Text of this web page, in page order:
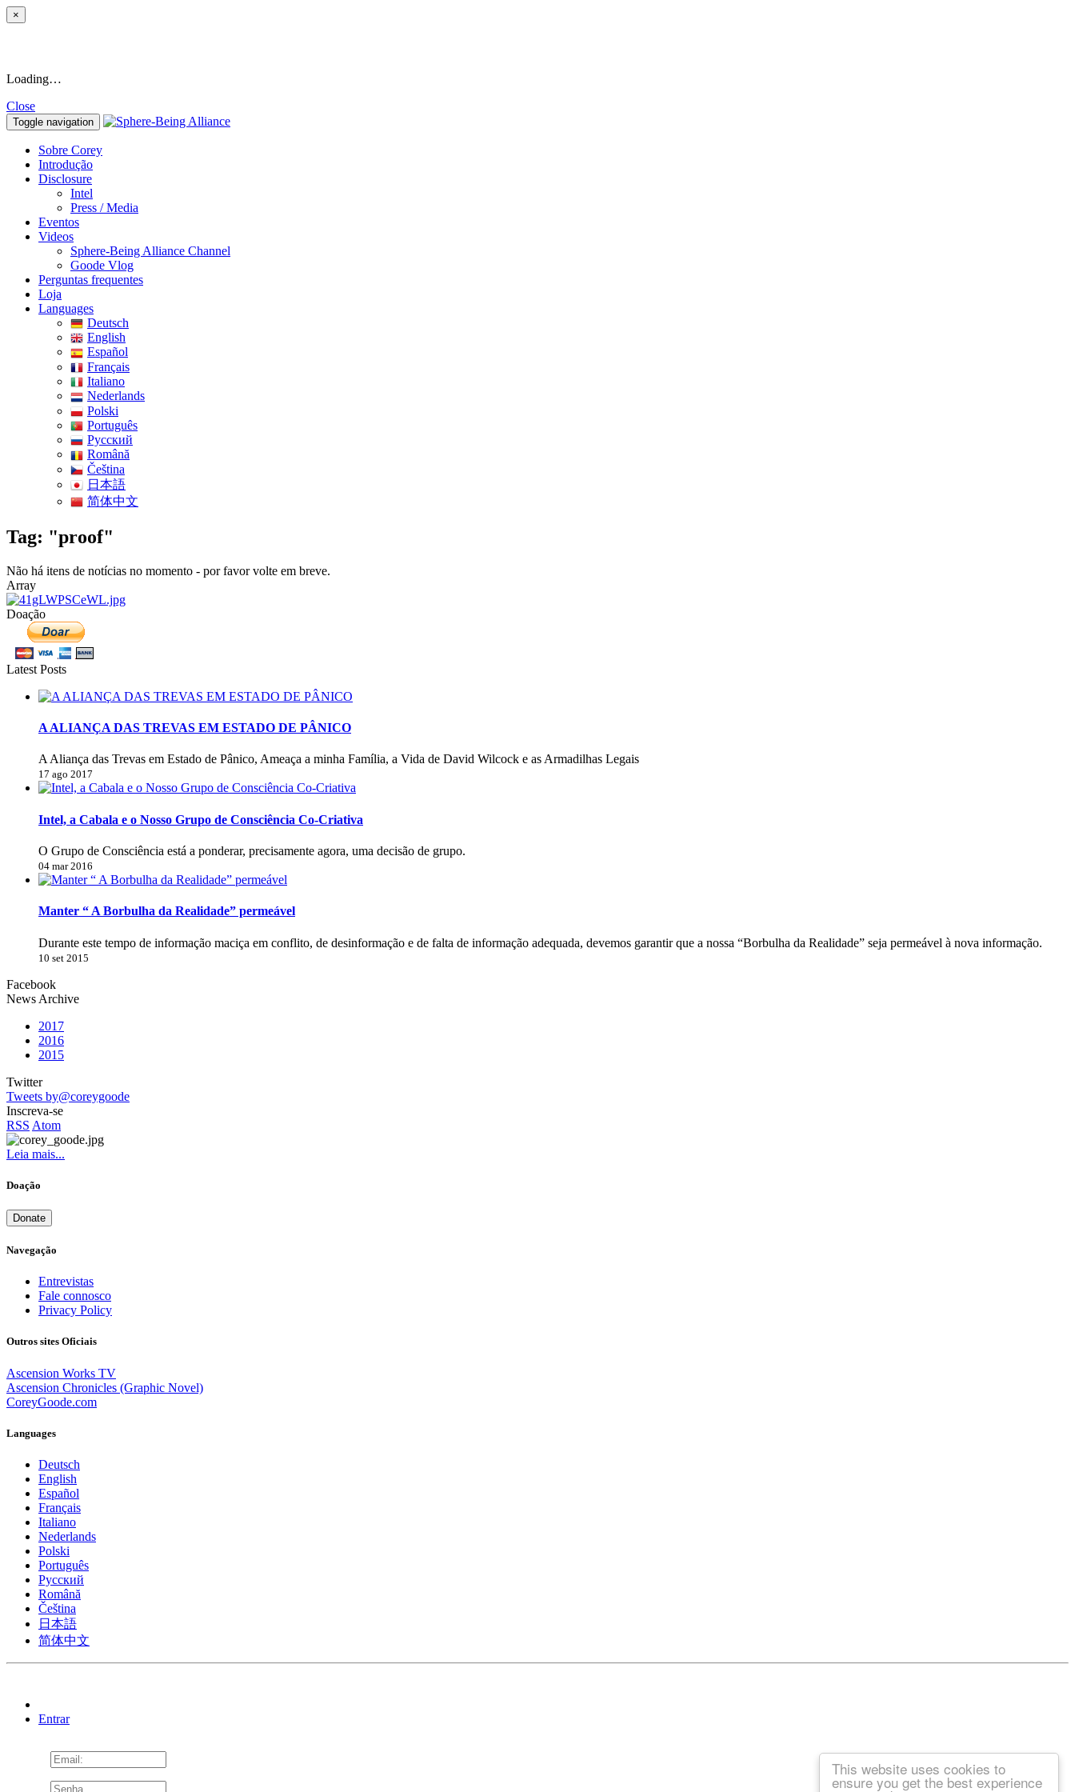
This website uses cookies to
ensure you get the best experience
×
Loading…
Close
Toggle navigation
Sobre Corey
Introdução
Disclosure
Intel
Press / Media
Eventos
Videos
Sphere-Being Alliance Channel
Goode Vlog
Perguntas frequentes
Loja
Languages
Deutsch
English
Español
Français
Italiano
Nederlands
Polski
Português
Pусский
Română
Čeština
日本語
简体中文
Tag: "proof"
Não há itens de notícias no momento - por favor volte em breve.
Array
Doação
Latest Posts
A ALIANÇA DAS TREVAS EM ESTADO DE PÂNICO
A Aliança das Trevas em Estado de Pânico, Ameaça a minha Família, a Vida de David Wilcock e as Armadilhas Legais
17 ago 2017
Intel, a Cabala e o Nosso Grupo de Consciência Co-Criativa
O Grupo de Consciência está a ponderar, precisamente agora, uma decisão de grupo.
04 mar 2016
Manter “ A Borbulha da Realidade” permeável
Durante este tempo de informação maciça em conflito, de desinformação e de falta de informação adequada, devemos garantir que a nossa “Borbulha da Realidade” seja permeável à nova informação.
10 set 2015
Facebook
News Archive
2017
2016
2015
Twitter
Tweets by@coreygoode
Inscreva-se
RSS Atom
Leia mais...
Doação
Donate
Navegação
Entrevistas
Fale connosco
Privacy Policy
Outros sites Oficiais
Ascension Works TV
Ascension Chronicles (Graphic Novel)
CoreyGoode.com
Languages
Deutsch
English
Español
Français
Italiano
Nederlands
Polski
Português
Pусский
Română
Čeština
日本語
简体中文
Entrar